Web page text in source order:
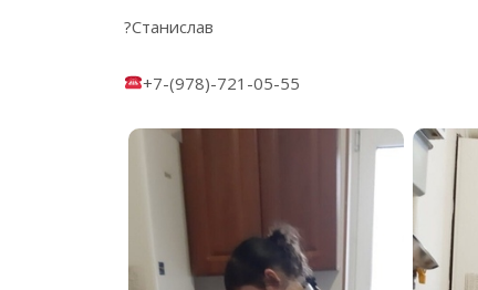
?Станислав
+7-(978)-721-05-55